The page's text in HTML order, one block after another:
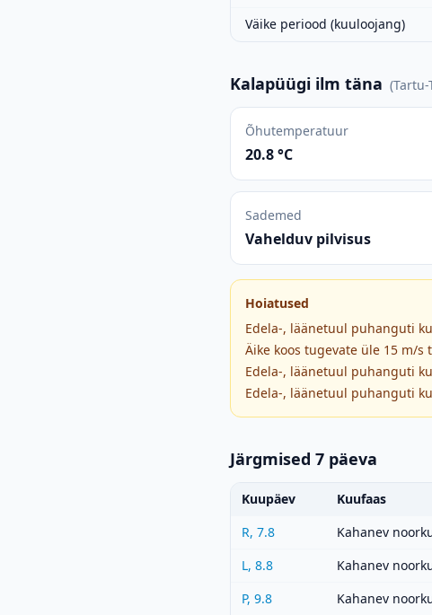
Väike periood (kuuloojang)
Kalapüügi ilm täna (Tartu-
Õhutemperatuur
20.8 °C
Sademed
Vahelduv pilvisus
Hoiatused
Edela-, läänetuul puhanguti
Äike koos tugevate üle 15 m/s
Edela-, läänetuul puhanguti
Edela-, läänetuul puhanguti
Järgmised 7 päeva
Kuupäev Kuufaas
R, 7.8
Kahanev
L, 8.8
Kahanev
P, 9.8
Kahanev